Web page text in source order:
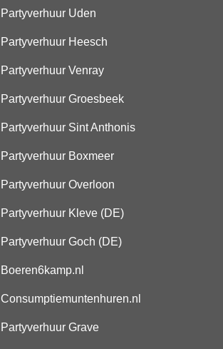
Partyverhuur Uden
Partyverhuur Heesch
Partyverhuur Venray
Partyverhuur Groesbeek
Partyverhuur Sint Anthonis
Partyverhuur Boxmeer
Partyverhuur Overloon
Partyverhuur Kleve (DE)
Partyverhuur Goch (DE)
Boeren6kamp.nl
Consumptiemuntenhuren.nl
Partyverhuur Grave